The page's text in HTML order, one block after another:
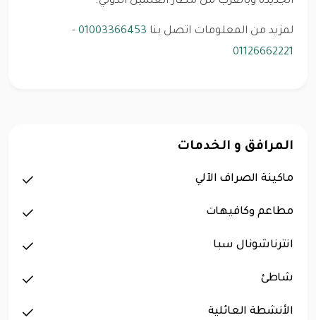
لمزيد من المعلومات اتصل بنا 01003366453
-
01126662221
المرافق و الخدمات
ماكينة الصراف الآلي
مطاعم وكافيهات
انترناشونال سبا
شاطئ
الأنشطة العائلية